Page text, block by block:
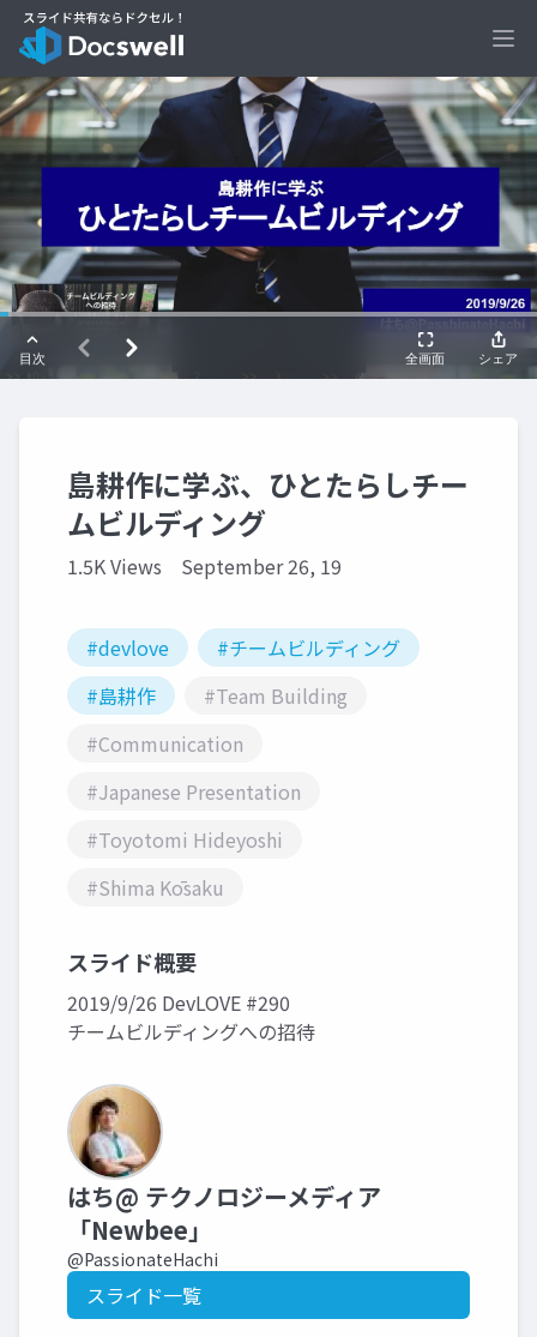
島耕作に学ぶ、ひとたらしチー
ムビルディング
1.5K Views September 26, 19
#devlove
#チームビルディング
#島耕作
#Team Building
#Communication
#Japanese Presentation
#Toyotomi Hideyoshi
#Shima Kōsaku
スライド概要
2019/9/26 DevLOVE #290
チームビルディングへの招待
はち@ テクノロジーメディア
「Newbee」
@PassionateHachi
スライド一覧